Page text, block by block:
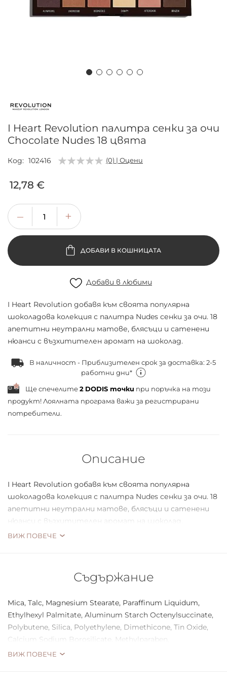
началото
галерия
със
снимки
I Heart Revolution палитра сенки за очи
Chocolate Nudes 18 цвята
Код 102416 (0) | Оцени
12,78 €
ДОБАВИ В КОШНИЦАТА
Добави в любими
I Heart Revolution добавя към своята популярна
шоколадова колекция с палитра Nudes сенки за очи. 18
апетитни неутрални матове, блясъци и сатенени
нюанси с възхитителен аромат на шоколад.
В наличност - Приблизителен срок за доставка: 2-5
работни дни*
Ще спечелите2 DODIS точки при поръчка на този
продукт! Лоялната програма важи за регистрирани
потребители.
Описание
I Heart Revolution добавя към своята популярна
шоколадова колекция с палитра Nudes сенки за очи. 18
апетитни неутрални матове, блясъци и сатенени
нюанси с възхитителен аромат на шоколад.
брюнетно кафяво.
Обвита в бял шоколад с огледало в пълен размер.
ВИЖ ПОВЕЧЕ
Съдържание
Mica, Talc, Magnesium Stearate, Paraffinum Liquidum,
Ethylhexyl Palmitate, Aluminum Starch Octenylsuccinate,
Polybutene, Silica, Polyethylene, Dimethicone, Tin Oxide,
Calcium Sodium Borosilicate, Methylparaben,
Propylparaben, Fragrance, (+/-) Ci 77891, Ci 77491, Ci 77492,
ВИЖ ПОВЕЧЕ